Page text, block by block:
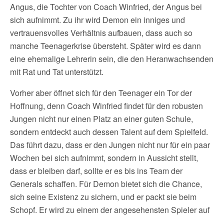
Angus, die Tochter von Coach Winfried, der Angus bei
sich aufnimmt. Zu ihr wird Demon ein inniges und
vertrauensvolles Verhältnis aufbauen, dass auch so
manche Teenagerkrise übersteht. Später wird es dann
eine ehemalige Lehrerin sein, die den Heranwachsenden
mit Rat und Tat unterstützt.
Vorher aber öffnet sich für den Teenager ein Tor der
Hoffnung, denn Coach Winfried findet für den robusten
Jungen nicht nur einen Platz an einer guten Schule,
sondern entdeckt auch dessen Talent auf dem Spielfeld.
Das führt dazu, dass er den Jungen nicht nur für ein paar
Wochen bei sich aufnimmt, sondern in Aussicht stellt,
dass er bleiben darf, sollte er es bis ins Team der
Generals schaffen. Für Demon bietet sich die Chance,
sich seine Existenz zu sichern, und er packt sie beim
Schopf. Er wird zu einem der angesehensten Spieler auf